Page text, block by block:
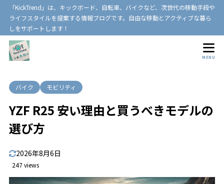
「KickTrend」は、キックボード、自転車、バイクなど、次世代の移動手段や
ライフスタイルを提案する情報ブログです。自由な移動とアクティブな暮ら
しをサポートします！
MENU
バイク モビリティ
YZF R25 安い理由と買うべきモデルの
選び方
2026年8月6日
247 views